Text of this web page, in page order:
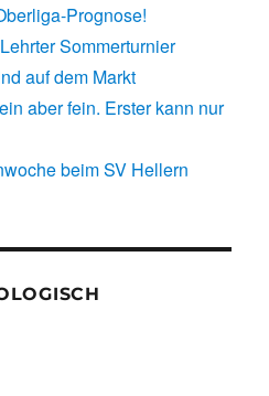
Prognose!
Sommerturnier
auf dem Markt
aber fein. Erster kann nur
beim SV Hellern